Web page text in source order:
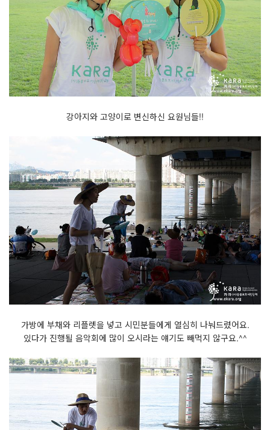
강아지와 고양이로 변신하신 요원님들!!
가방에 부채와 리플렛을 넣고 시민분들에게 열심히 나눠드렸어요.
있다가 진행될 음악회에 많이 오시라는 얘기도 빼먹지 않구요.^^